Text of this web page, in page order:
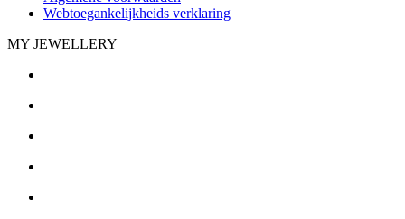
Webtoegankelijkheids verklaring
MY JEWELLERY